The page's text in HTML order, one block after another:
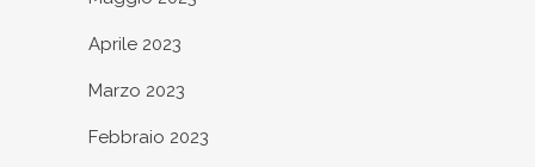
Aprile 2023
Marzo 2023
Febbraio 2023